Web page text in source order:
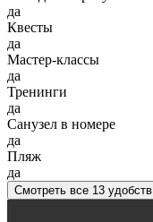
да
Квесты
да
Мастер-классы
да
Тренинги
да
Санузел в номере
да
Пляж
да
Смотреть все 13 удобств